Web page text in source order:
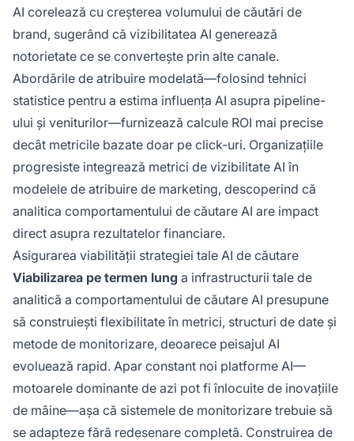
AI corelează cu creșterea volumului de căutări de
brand, sugerând că vizibilitatea AI generează
notorietate ce se convertește prin alte canale.
Abordările de atribuire modelată—folosind tehnici
statistice pentru a estima influența AI asupra pipeline-
ului și veniturilor—furnizează calcule ROI mai precise
decât metricile bazate doar pe click-uri. Organizațiile
progresiste integrează metrici de vizibilitate AI în
modelele de atribuire de marketing, descoperind că
analitica comportamentului de căutare AI are impact
direct asupra rezultatelor financiare.
Asigurarea viabilității strategiei tale AI de căutare
Viabilizarea pe termen lung a infrastructurii tale de
analitică a comportamentului de căutare AI presupune
să construiești flexibilitate în metrici, structuri de date și
metode de monitorizare, deoarece peisajul AI
evoluează rapid. Apar constant noi platforme AI—
motoarele dominante de azi pot fi înlocuite de inovațiile
de mâine—așa că sistemele de monitorizare trebuie să
se adapteze fără redesenare completă. Construirea de